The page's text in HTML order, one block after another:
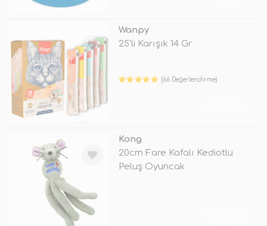
Wanpy
25'li Karışık 14 Gr
(66 Değerlendirme)
Kong
20cm Fare Kafalı Kediotlu
Peluş Oyuncak